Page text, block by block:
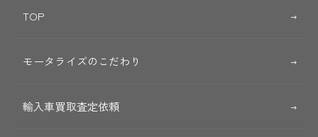
TOP
モータライズのこだわり
輸入車買取査定依頼